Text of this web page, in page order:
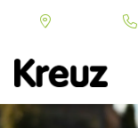
Direkt
zum